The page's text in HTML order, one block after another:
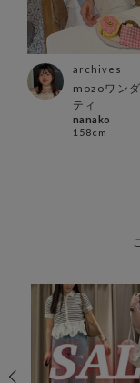
archives
mozoワン
ティ
nanako
158cm